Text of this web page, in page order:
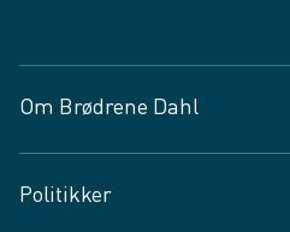
Om Brødrene Dahl
Vagttelefon 30 10 89 89
Politikker